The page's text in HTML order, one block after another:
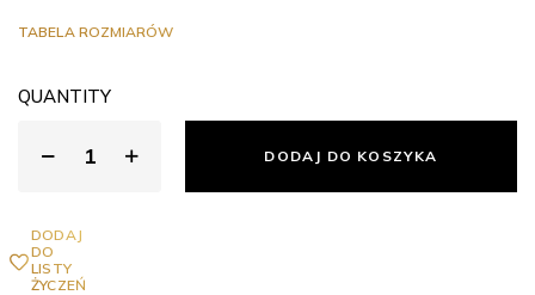
TABELA ROZMIARÓW
QUANTITY
DODAJ DO KOSZYKA
DODAJ
DO
LISTY
ŻYCZEŃ